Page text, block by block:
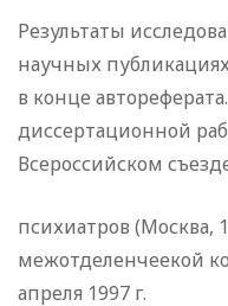
Результаты
научных
в конце
диссертационной
Всероссийском
психиатров (Москва,
межотделенчеекой
апреля 1997 г.